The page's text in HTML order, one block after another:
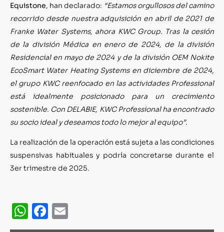
Equistone, han declarado: “Estamos orgullosos del camino
recorrido desde nuestra adquisición en abril de 2021 de
Franke Water Systems, ahora KWC Group. Tras la cesión
de la división Médica en enero de 2024, de la división
Residencial en mayo de 2024 y de la división OEM Nokite
EcoSmart Water Heating Systems en diciembre de 2024,
el grupo KWC reenfocado en las actividades Professional
está idealmente posicionado para un crecimiento
sostenible. Con DELABIE, KWC Professional ha encontrado
su socio ideal y deseamos todo lo mejor al equipo”.
La realización de la operación está sujeta a las condiciones
suspensivas habituales y podría concretarse durante el
3er trimestre de 2025.
WhatsApp
Facebook